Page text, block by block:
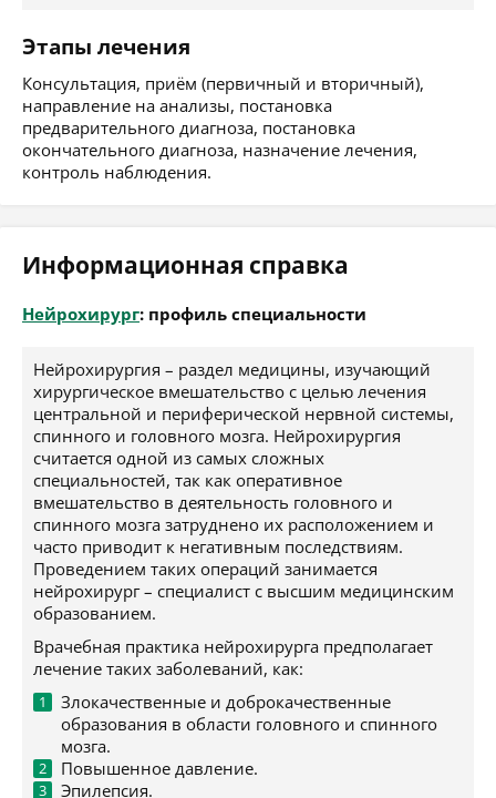
Этапы лечения
Консультация, приём (первичный и вторичный),
направление на анализы, постановка
предварительного диагноза, постановка
окончательного диагноза, назначение лечения,
контроль наблюдения.
Информационная справка
Нейрохирург: профиль специальности
Нейрохирургия – раздел медицины, изучающий
хирургическое вмешательство с целью лечения
центральной и периферической нервной системы,
спинного и головного мозга. Нейрохирургия
считается одной из самых сложных
специальностей, так как оперативное
вмешательство в деятельность головного и
спинного мозга затруднено их расположением и
часто приводит к негативным последствиям.
Проведением таких операций занимается
нейрохирург – специалист с высшим медицинским
образованием.
Врачебная практика нейрохирурга предполагает
лечение таких заболеваний, как:
Злокачественные и доброкачественные
образования в области головного и спинного
мозга.
Повышенное давление.
Эпилепсия.